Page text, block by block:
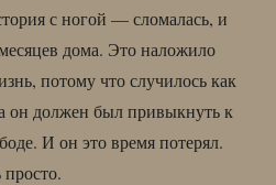
с ногой — сломалась, и
дома. Это наложило
потому что случилось как
он должен был привыкнуть к
И он это время потерял.